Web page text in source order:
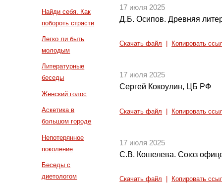
Найди себя. Как
побороть страсти
Легко ли быть
молодым
Литературные
беседы
Женский голос
Аскетика в
большом городе
Непотерянное
поколение
Беседы с
диетологом
17 июля 2025
Д.Б. Осипов. Древняя
Скачать файл Копировать
17 июля 2025
Сергей Кокоулин, ЦБ РФ
Скачать файл Копировать
17 июля 2025
С.В. Кошелева. Союз
Скачать файл Копировать